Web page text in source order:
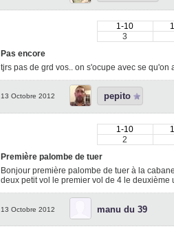
1-10
3
Pas encore
tjrs pas de grd vos.. on s'ocupe avec se qu'on
13 Octobre 2012 pepito
1-10
2
Première palombe de tuer
Bonjour première palombe de tuer à la
deux petit vol le premier vol de 4 le deuxième
13 Octobre 2012 manu du 39